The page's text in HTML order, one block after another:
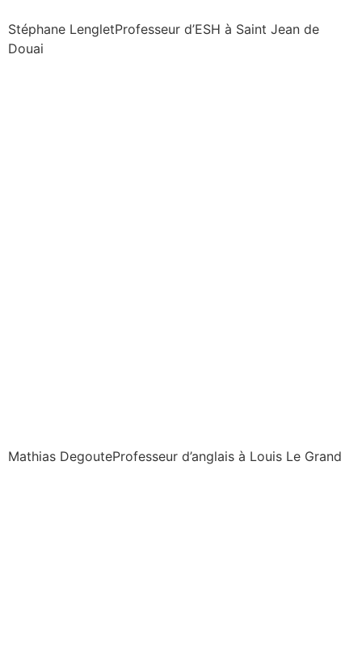
Stéphane LengletProfesseur d’ESH à Saint Jean de
Douai
Mathias DegouteProfesseur d’anglais à Louis Le Grand